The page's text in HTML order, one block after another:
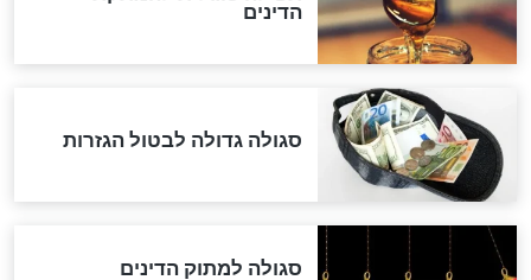
אחרית הימים
האם אפשר לחשב את הקץ?